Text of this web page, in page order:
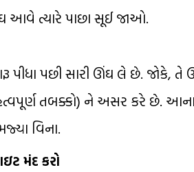
આવે ત્યારે પાછા સૂઈ જાઓ.
પીધા પછી સારી ઊંઘ લે છે. જોકે,
તબક્કો) ને અસર કરે છે.
વિના.
મંદ કરો